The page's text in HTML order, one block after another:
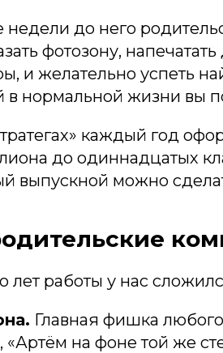
недели до него
фотозону,
и желательно успеть
в нормальной жизни вы
каждый год
до одиннадцатых
выпускной можно
лет работы у нас
Главная фишка
на фоне той же